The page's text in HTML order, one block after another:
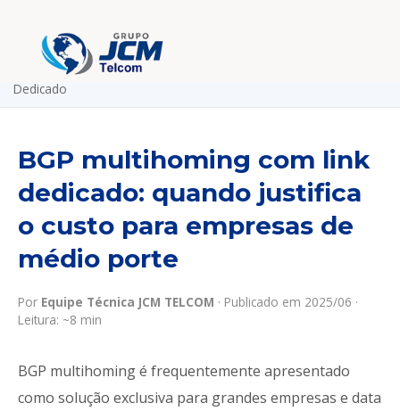
› Artigos Técnicos
Dedicado
BGP multihoming com link
dedicado: quando justifica
o custo para empresas de
médio porte
Por Equipe Técnica JCM TELCOM · Publicado em 2025/06 ·
Leitura: ~8 min
BGP multihoming é frequentemente apresentado
como solução exclusiva para grandes empresas e data